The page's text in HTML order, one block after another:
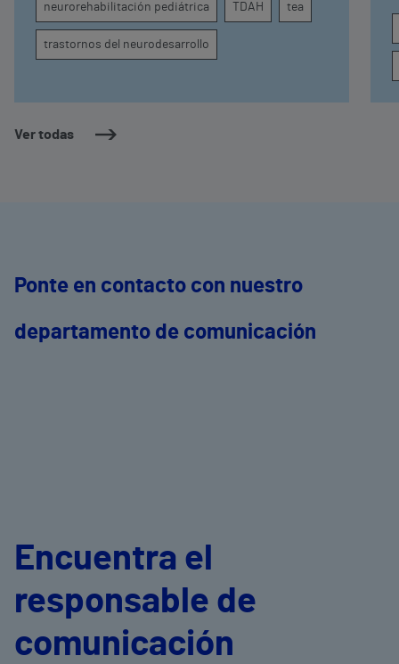
Ver todas
conducta
neurorehabilitación pediátrica TDAH tea
trastornos del neurodesarrollo
Ponte en contacto con nuestro
departamento de comunicación
Encuentra el
responsable de
comunicación